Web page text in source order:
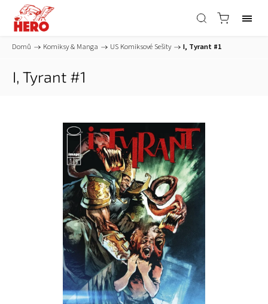
Domů / Komiksy & Manga / US Komiksové Sešity / I, Tyrant #1
I, Tyrant #1